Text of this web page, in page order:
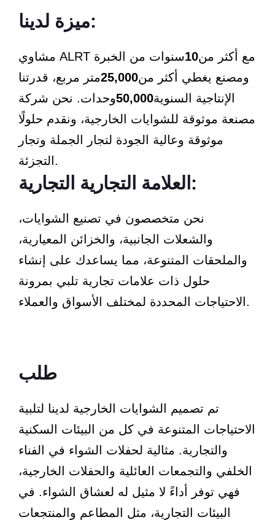
ميزة لدينا:
مشاوي ALRT مع أكثر من10سنوات من الخبرة
ومصنع يغطي أكثر من25,000متر مربع، قدرتنا
الإنتاجية السنوية50,000وحدات. نحن شركة
مصنعة موثوقة للشوايات الخارجية، ونقدم حلولًا
موثوقة وعالية الجودة لتجار الجملة وتجار
التجزئة.
العلامة التجارية التجارية:
نحن متخصصون في تصنيع الشوايات،
والشعلات الجانبية، والخزائن المعيارية،
والملحقات المتنوعة، مما يساعدك على إنشاء
حلول ذات علامات تجارية تلبي بمرونة
الاحتياجات المحددة لمختلف الأسواق والعملاء.
طلب
تم تصميم الشوايات الخارجية لدينا لتلبية
الاحتياجات المتنوعة في كل من البيئات السكنية
والتجارية. مثالية لحفلات الشواء في الفناء
الخلفي والتجمعات العائلية والحفلات الخارجية،
فهي توفر أداءً لا مثيل له لعشاق الشواء. في
البيئات التجارية، مثل المطاعم والمنتجعات